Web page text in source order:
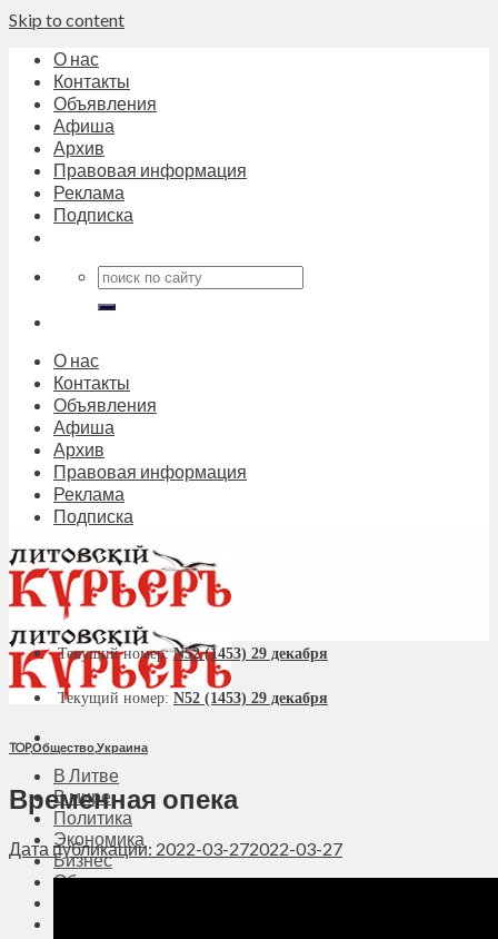
Skip to content
О нас
Контакты
Объявления
Афиша
Архив
Правовая информация
Реклама
Подписка
О нас
Контакты
Объявления
Афиша
Архив
Правовая информация
Реклама
Подписка
В Литве
В мире
Политика
Экономика
Бизнес
Общество
Текущий номер:N52 (1453) 29 декабря
Текущий номер: N52 (1453) 29 декабря
TOP,Общество,Украина
Временная опека
Дата публикации: 2022-03-272022-03-27